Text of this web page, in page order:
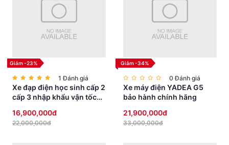
Giảm -23%
1 Đánh giá
Xe đạp điện học sinh cấp 2
cấp 3 nhập khẩu vận tốc
16,900,000đ
22,000,000đ
Giảm -34%
0 Đánh giá
Xe máy điện YADEA G5
bảo hành chính hãng
21,900,000đ
33,000,000đ